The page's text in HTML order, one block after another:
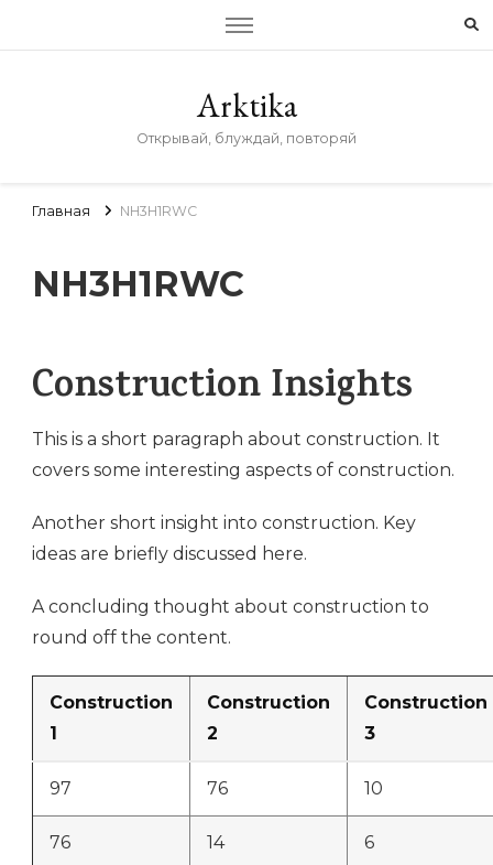
Arktika
Открывай, блуждай, повторяй
Главная NH3H1RWC
NH3H1RWC
Construction Insights
This is a short paragraph about construction. It
covers some interesting aspects of construction.
Another short insight into construction. Key
ideas are briefly discussed here.
A concluding thought about construction to
round off the content.
Construction
1
Construction
2
Construction
3
97 76 10
76 14 6